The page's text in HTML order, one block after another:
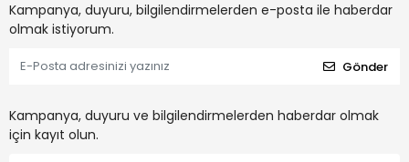
Kampanya, duyuru, bilgilendirmelerden e-posta ile haberdar
olmak istiyorum.
Gönder
Kampanya, duyuru ve bilgilendirmelerden haberdar olmak
için kayıt olun.